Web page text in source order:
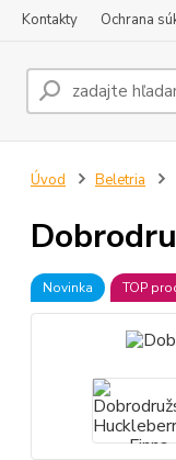
Kontakty Ochrana
Úvod Beletria
Novinka TOP